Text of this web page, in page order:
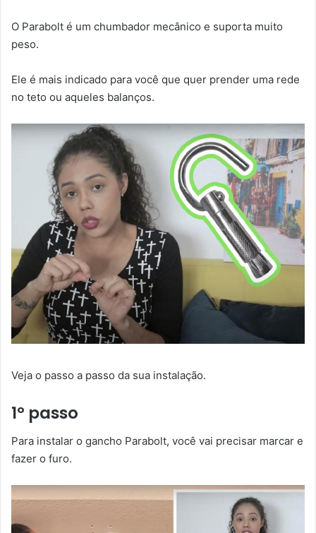
O Parabolt é um chumbador mecânico e suporta muito
peso.
Ele é mais indicado para você que quer prender uma rede
no teto ou aqueles balanços.
Veja o passo a passo da sua instalação.
1º passo
Para instalar o gancho Parabolt, você vai precisar marcar e
fazer o furo.